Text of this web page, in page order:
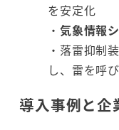
を安定化
・ 気象情報
・落雷抑制
し、雷を呼
導入事例と企